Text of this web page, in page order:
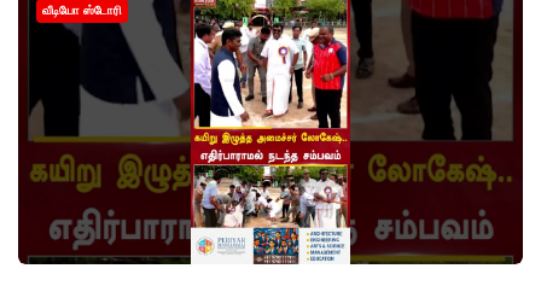
வீடியோ ஸ்டோரி